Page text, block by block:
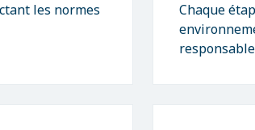
les normes
Chaque